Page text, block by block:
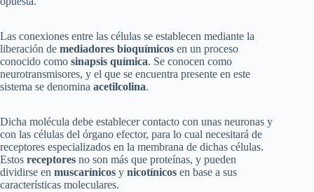
Las conexiones entre las células se establecen mediante la
liberación de mediadores bioquímicos en un proceso
conocido como sinapsis química. Se conocen como
neurotransmisores, y el que se encuentra presente en este
sistema se denomina acetilcolina.
Dicha molécula debe establecer contacto con unas neuronas y
con las células del órgano efector, para lo cual necesitará de
receptores especializados en la membrana de dichas células.
Estos receptores no son más que proteínas, y pueden
dividirse en muscarínicos y nicotínicos en base a sus
características moleculares.